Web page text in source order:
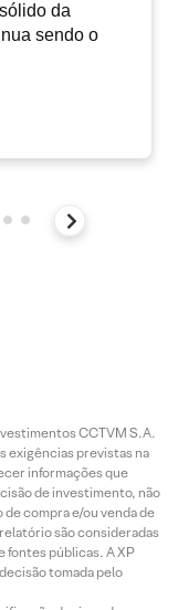
da
sendo o
CCTVM S.A.
exigências previstas na
informações que
de investimento, não
compra e/ou venda de
são consideradas
fontes públicas. A XP
tomada pelo